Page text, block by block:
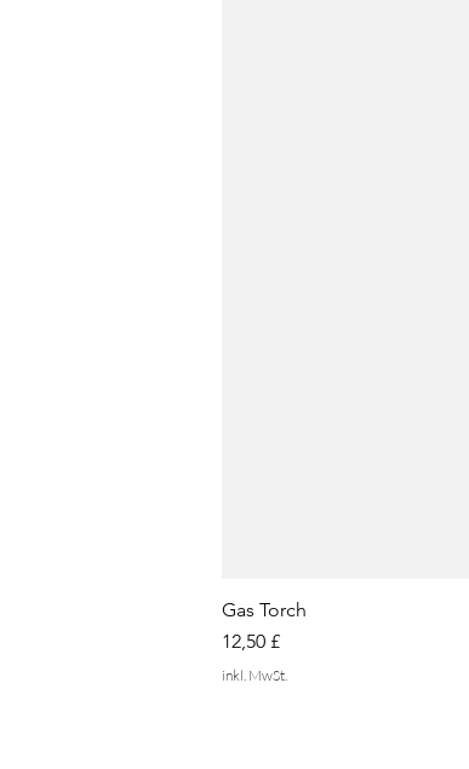
Gas Torch
Preis
12,50 £
inkl. MwSt.